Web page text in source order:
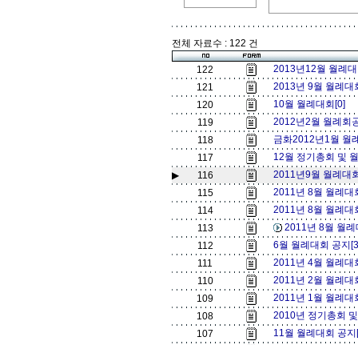
전체 자료수 : 122 건
122
2013년12월 월례
121
2013년 9월 월례
120
10월 월례대회[0]
119
2012년2월 월례회
118
금화2012년1월 월
117
12월 정기총회 및
▶
116
2011년9월 월례대
115
2011년 8월 월례
114
2011년 8월 월례
113
2011년 8월 월
112
6월 월례대회 공지
111
2011년 4월 월례
110
2011년 2월 월례
109
2011년 1월 월례
108
2010년 정기총회
107
11월 월례대회 공